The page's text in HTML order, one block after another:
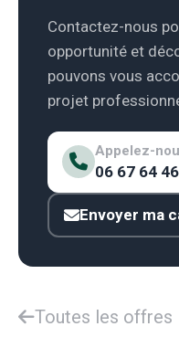
Contactez-nous
opportunité et
pouvons vous
projet
Appelez-
06 67 64
Envoyer ma
Toutes les offres